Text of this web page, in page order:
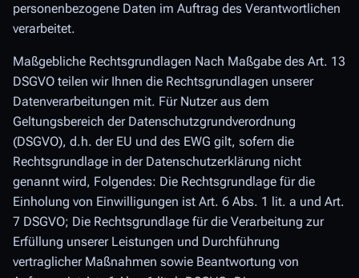
personenbezogene Daten im Auftrag des Verantwortlichen
verarbeitet.
Maßgebliche Rechtsgrundlagen Nach Maßgabe des Art. 13
DSGVO teilen wir Ihnen die Rechtsgrundlagen unserer
Datenverarbeitungen mit. Für Nutzer aus dem
Geltungsbereich der Datenschutzgrundverordnung
(DSGVO), d.h. der EU und des EWG gilt, sofern die
Rechtsgrundlage in der Datenschutzerklärung nicht
genannt wird, Folgendes: Die Rechtsgrundlage für die
Einholung von Einwilligungen ist Art. 6 Abs. 1 lit. a und Art.
7 DSGVO; Die Rechtsgrundlage für die Verarbeitung zur
Erfüllung unserer Leistungen und Durchführung
vertraglicher Maßnahmen sowie Beantwortung von